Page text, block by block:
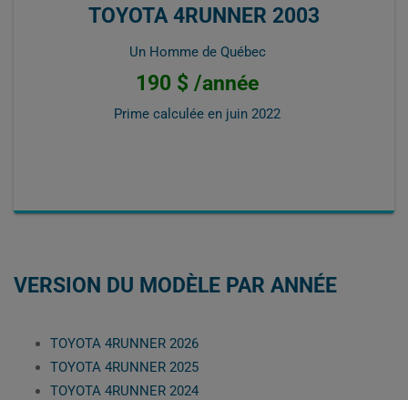
TOYOTA 4RUNNER 2003
Un Homme de Québec
190 $ /année
Prime calculée en juin 2022
VERSION DU MODÈLE PAR ANNÉE
TOYOTA 4RUNNER 2026
TOYOTA 4RUNNER 2025
TOYOTA 4RUNNER 2024